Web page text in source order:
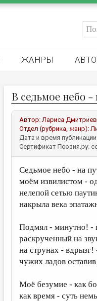
ЖАНРЫ
В седьмое небо
Автор:Лариса
Отдел (рубрика, жанр):
Дата и время
Сертификат Поэзия.ру:
Седьмое небо - на
моём извилистом -
нелепой сетью
накрыла века
Подмял - минутно! -
раскрученный на
на струнах -
чужих ладов
Моё безумие - как
как время - суть